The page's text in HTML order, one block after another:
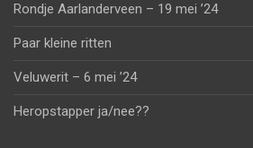
Rondje Aarlanderveen – 19 mei ’24
Paar kleine ritten
Veluwerit – 6 mei ’24
Heropstapper ja/nee??